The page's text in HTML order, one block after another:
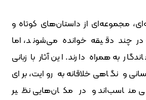
مجموعه‌ای از داستان‌های کوتاه و
در چند دقیقه خوانده می‌شوند، اما
به همراه دارند. این آثار با زبانی
و نگاهی خلاقانه به روایت، برای
مناسب‌اند و در مکان‌هایی نظیر